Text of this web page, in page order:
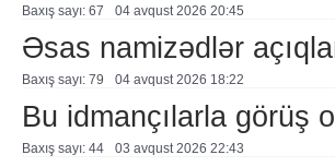
Baxış sayı: 67 04 avqust 2026 20:45
Əsas namizədlər
Baxış sayı: 79 04 avqust 2026 18:22
Bu idmançılarla görüş
Baxış sayı: 44 03 avqust 2026 22:43